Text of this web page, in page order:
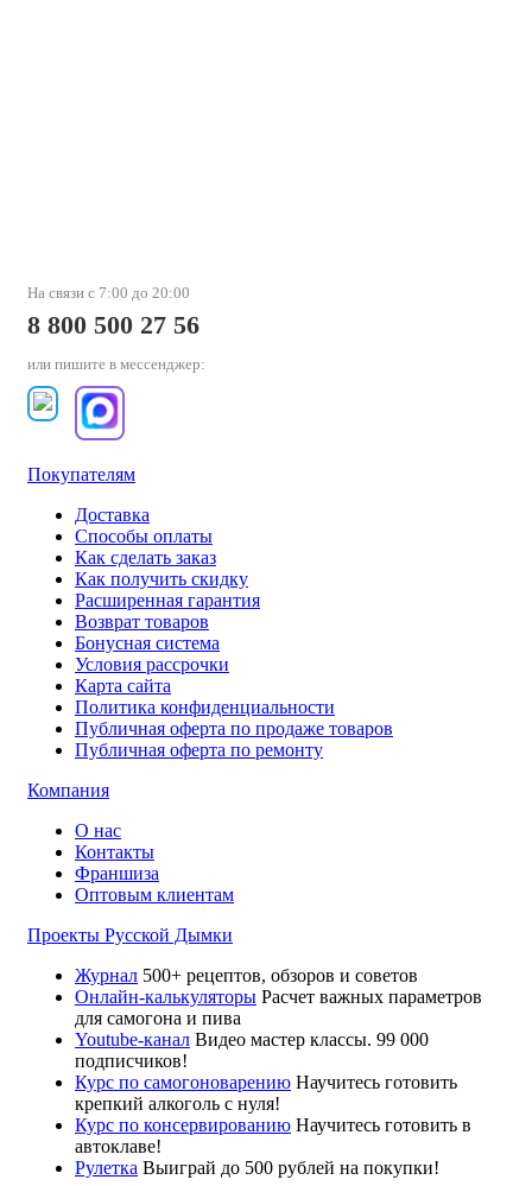
На связи с 7:00 до 20:00
8 800 500 27 56
или пишите в мессенджер:
Покупателям
Доставка
Способы оплаты
Как сделать заказ
Как получить скидку
Расширенная гарантия
Возврат товаров
Бонусная система
Условия рассрочки
Карта сайта
Политика конфиденциальности
Публичная оферта по продаже товаров
Публичная оферта по ремонту
Компания
О нас
Контакты
Франшиза
Оптовым клиентам
Проекты Русской Дымки
Журнал 500+ рецептов, обзоров и советов
Онлайн-калькуляторы Расчет важных параметров
для самогона и пива
Youtube-канал Видео мастер классы. 99 000
подписчиков!
Курс по самогоноварению Научитесь готовить
крепкий алкоголь с нуля!
Курс по консервированию Научитесь готовить в
автоклаве!
Рулетка Выиграй до 500 рублей на покупки!